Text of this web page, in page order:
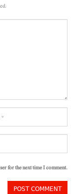
for the next time I comment.